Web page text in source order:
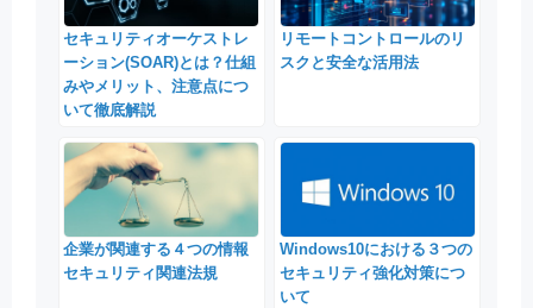
セキュリティオーケストレ
ーション(SOAR)とは？仕組
みやメリット、注意点につ
いて徹底解説
リモートコントロールのリ
スクと安全な活用法
企業が関連する４つの情報
セキュリティ関連法規
Windows10における３つの
セキュリティ強化対策につ
いて